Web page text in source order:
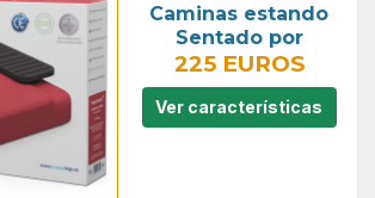
Caminas estando
Sentado por
225 EUROS
Ver características